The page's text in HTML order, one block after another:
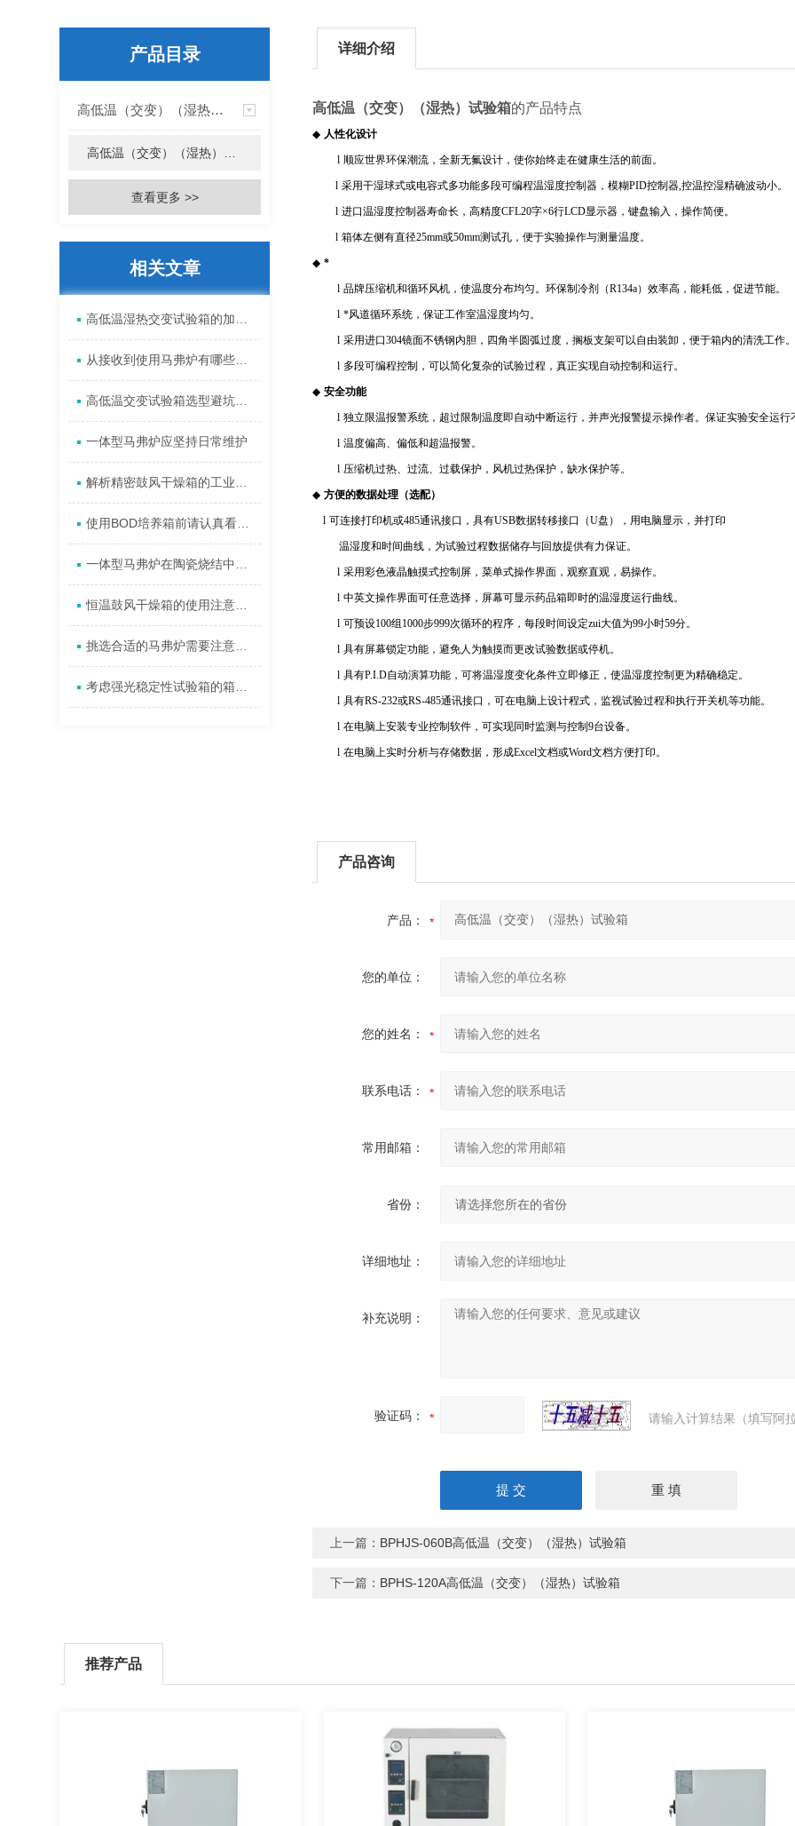
产品目录
高低温（交变）（湿热）试验箱
查看更多 >>
相关文章
一体型马弗炉应坚持日常维护
详细介绍
高低温（交变）（湿热）试验箱的产品特点
◆ 人性化设计
l 顺应世界环保潮流，全新无氟设计，使你始终走在健康生活的前面。
l 采用干湿球式或电容式多功能多段可编程温湿度控制器，模糊PID控制器,控温控湿精确波动小。
l 进口温湿度控制器寿命长，高精度CFL20字×6行LCD显示器，键盘输入，操作简便。
l 箱体左侧有直径25mm或50mm测试孔，便于实验操作与测量温度。
◆ *
l 品牌压缩机和循环风机，使温度分布均匀。环保制冷剂（R134a）效率高，能耗低，促进节能。
l *风道循环系统，保证工作室温湿度均匀。
l 采用进口304镜面不锈钢内胆，四角半圆弧过度，搁板支架可以自由装卸，便于箱内的清洗工作。
l 多段可编程控制，可以简化复杂的试验过程，真正实现自动控制和运行。
◆ 安全功能
l 独立限温报警系统，超过限制温度即自动中断运行，并声光报警提示操作者。保证实验安全运行
l 温度偏高、偏低和超温报警。
l 压缩机过热、过流、过载保护，风机过热保护，缺水保护等。
◆ 方便的数据处理（选配）
l 可连接打印机或485通讯接口，具有USB数据转移接口（U盘），用电脑显示，并打印
温湿度和时间曲线，为试验过程数据储存与回放提供有力保证。
l 采用彩色液晶触摸式控制屏，菜单式操作界面，观察直观，易操作。
l 中英文操作界面可任意选择，屏幕可显示药品箱即时的温湿度运行曲线。
l 可预设100组 1000步999次循环的程序，每段时间设定zui大值为99小时59分。
l 具有屏幕锁定功能，避免人为触摸而更改试验数据或停机。
l 具有P.I.D自动演算功能，可将温湿度变化条件立即修正，使温湿度控制更为精确稳定。
l 具有RS-232或RS-485通讯接口，可在电脑上设计程式，监视试验过程和执行开关机等功能。
l 在电脑上安装专业控制软件，可实现同时监测与控制 9台设备。
l 在电脑上实时分析与存储数据，形成Excel文档或Word文档方便打印。
产品咨询
产品：
您的单位：
您的姓名：
联系电话：
常用邮箱：
省份：
详细地址：
补充说明：
验证码： 请输入计算结果（填写阿
上一篇： BPHJS-060B高低温（交变）（湿热）试验箱
下一篇： BPHS-120A高低温（交变）（湿热）试验箱
推荐产品